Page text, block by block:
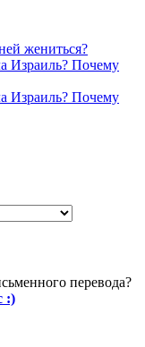
жениться?
Израиль? Почему
Израиль? Почему
перевода?
:)